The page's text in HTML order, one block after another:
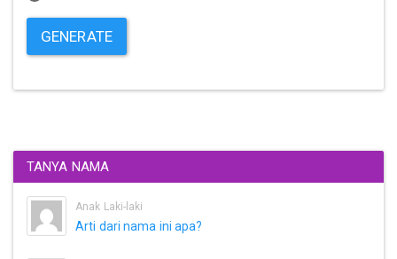
GENERATE
TANYA NAMA
Anak Laki-laki
Arti dari nama ini apa?